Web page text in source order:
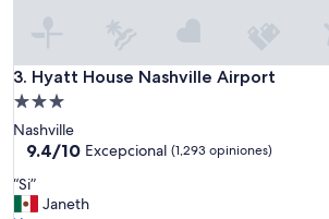
3. Hyatt House Nashville Airport
Hyatt House Nashville Airport
Propiedad
de
3.0
Nashville
9.4
10,
Excepcional,
9.4/10 Excepcional (1,293 opiniones)
“
S
“Si”
Janeth